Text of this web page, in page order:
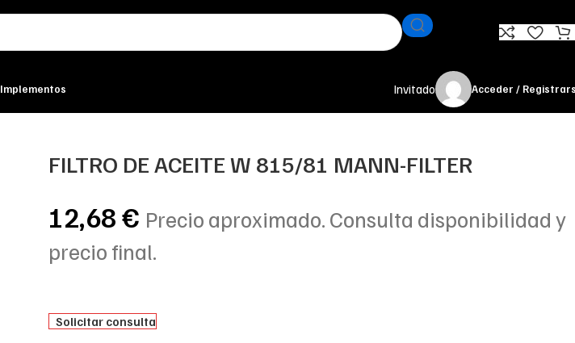
Implementos Invitado Acceder /
FILTRO DE ACEITE W 815/81 MANN-FILTER
12,68€ Precio aproximado. Consulta disponibilidad y
precio final.
Solicitar consulta